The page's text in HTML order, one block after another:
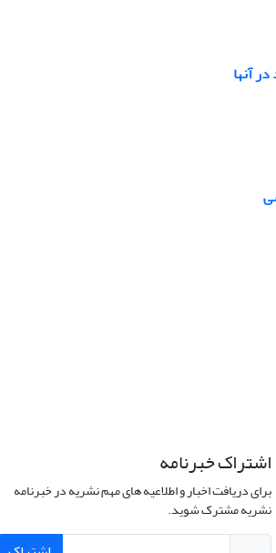
آنها
اشتراک خبرنامه
برای دریافت اخبار و اطلاعیه های مهم نشریه در خبرنامه
نشریه مشترک شوید.